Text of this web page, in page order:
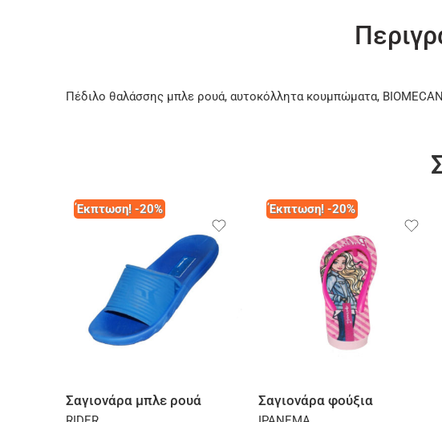
Πέδιλο θαλάσσης μπλε ρουά, αυτοκόλλητα κουμπώματα,
Έκπτωση! -20%
Σαγιονάρα μπλε ρουά
Έκπτωση! -20%
Σαγιονάρα φούξια